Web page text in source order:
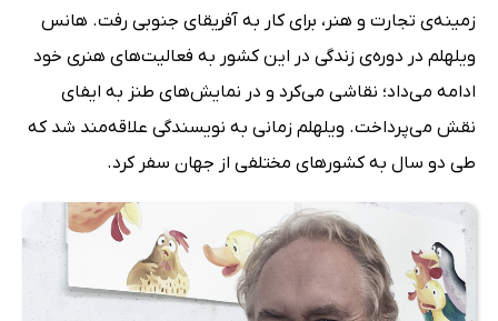
زمینه‌ی تجارت و هنر، برای کار به آفریقای جنوبی رفت. هانس
ویلهلم در دوره‌ی زندگی در این کشور به فعالیت‌های هنری خود
ادامه می‌داد؛ نقاشی می‌کرد و در نمایش‌های طنز به ایفای
نقش می‌پرداخت. ویلهلم زمانی به نویسندگی علاقه‌مند شد که
طی دو سال به کشورهای مختلفی از جهان سفر کرد.